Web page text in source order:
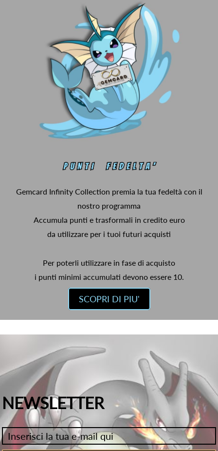
Gemcard Infinity Collection premia la tua fedeltà con il
nostro programma
Accumula punti e trasformali in credito euro
da utilizzare per i tuoi futuri acquisti
Per poterli utilizzare in fase di acquisto
i punti minimi accumulati devono essere 10.
SCOPRI DI PIU'
NEWSLETTER